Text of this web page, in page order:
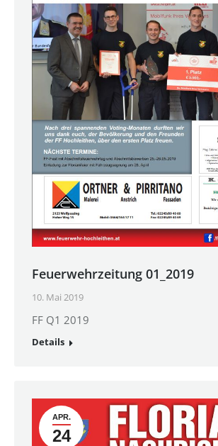
Feuerwehrzeitung 01_2019
10. Mai 2019
FF Q1 2019
Details
APR.
24